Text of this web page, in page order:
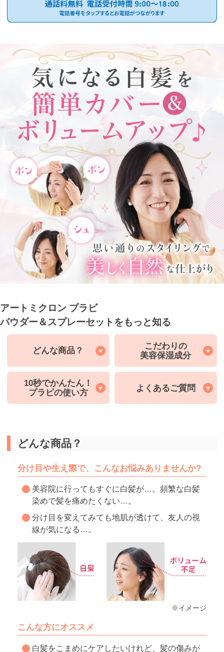
アートミクロン プラビ
パウダー＆スプレーセットをもっと知る
どんな商品？
こだわりの
美容保湿成分
10秒でかんたん！
プラビの使い方
よくあるご質問
どんな商品？
分け目や生え際で、こんなお悩みありませんか?
美容院に行ってもすぐに白髪が…。頻繁な白髪
染めで髪を痛めたくない…。
分け目を変えてみても地肌が透けて、友人の視
線が気になる…。
※イメージ
こんな方にオススメ
白髪をこまめにケアしたいけれど、髪の傷みが